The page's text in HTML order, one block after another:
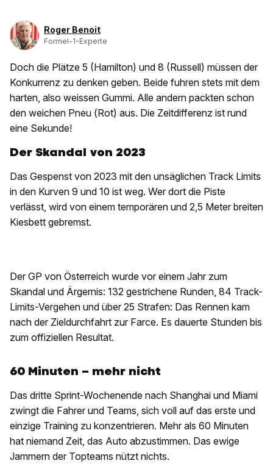
Roger Benoit
Formel-1-Experte
Doch die Plätze 5 (Hamilton) und 8 (Russell) müssen der
Konkurrenz zu denken geben. Beide fuhren stets mit dem
harten, also weissen Gummi. Alle andern packten schon
den weichen Pneu (Rot) aus. Die Zeitdifferenz ist rund
eine Sekunde!
Der Skandal von 2023
Das Gespenst von 2023 mit den unsäglichen Track Limits
in den Kurven 9 und 10 ist weg. Wer dort die Piste
verlässt, wird von einem temporären und 2,5 Meter breiten
Kiesbett gebremst.
Der GP von Österreich wurde vor einem Jahr zum
Skandal und Ärgernis: 132 gestrichene Runden, 84 Track-
Limits-Vergehen und über 25 Strafen: Das Rennen kam
nach der Zieldurchfahrt zur Farce. Es dauerte Stunden bis
zum offiziellen Resultat.
60 Minuten – mehr nicht
Das dritte Sprint-Wochenende nach Shanghai und Miami
zwingt die Fahrer und Teams, sich voll auf das erste und
einzige Training zu konzentrieren. Mehr als 60 Minuten
hat niemand Zeit, das Auto abzustimmen. Das ewige
Jammern der Topteams nützt nichts.